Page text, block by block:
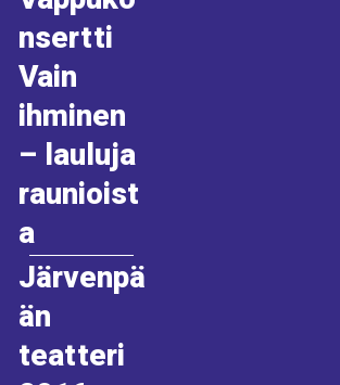
nsertti
Vain
ihminen
– lauluja
raunioist
a
Järvenpä
än
teatteri